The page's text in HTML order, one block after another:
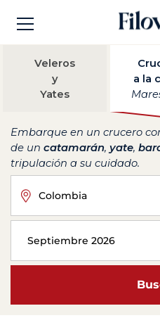
Veleros
y
Yates
a la
Embarque en un crucero
de un catamarán, yate,
tripulación a su cuidado.
Colombia
Septiembre 2026